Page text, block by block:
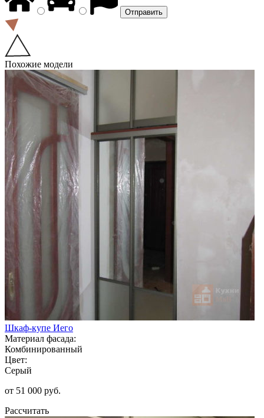
Похожие модели
Шкаф-купе Иего
Материал фасада:
Комбинированный
Цвет:
Серый
от 51 000 руб.
Рассчитать